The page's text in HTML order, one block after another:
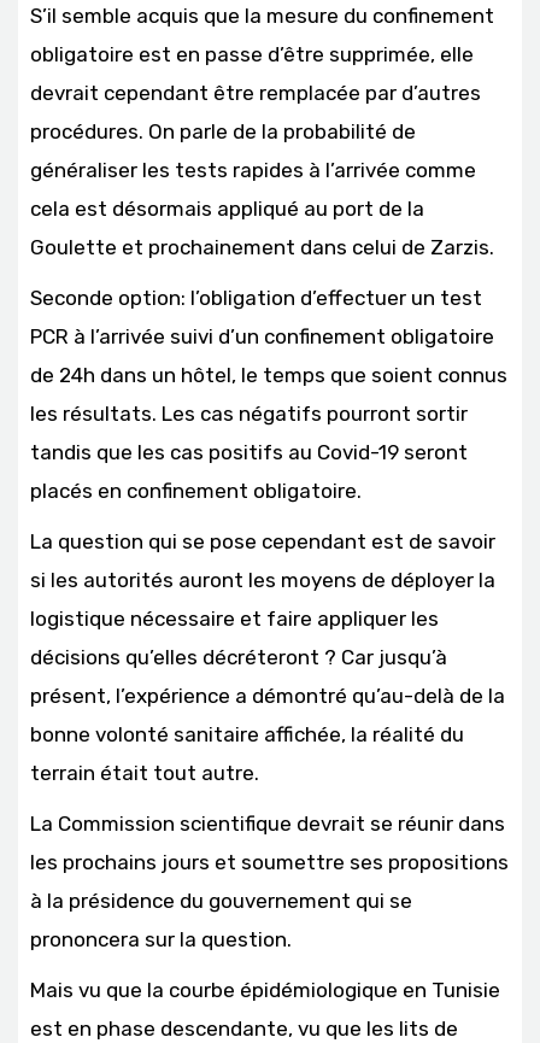
S’il semble acquis que la mesure du confinement
obligatoire est en passe d’être supprimée, elle
devrait cependant être remplacée par d’autres
procédures. On parle de la probabilité de
généraliser les tests rapides à l’arrivée comme
cela est désormais appliqué au port de la
Goulette et prochainement dans celui de Zarzis.
Seconde option: l’obligation d’effectuer un test
PCR à l’arrivée suivi d’un confinement obligatoire
de 24h dans un hôtel, le temps que soient connus
les résultats. Les cas négatifs pourront sortir
tandis que les cas positifs au Covid-19 seront
placés en confinement obligatoire.
La question qui se pose cependant est de savoir
si les autorités auront les moyens de déployer la
logistique nécessaire et faire appliquer les
décisions qu’elles décréteront ? Car jusqu’à
présent, l’expérience a démontré qu’au-delà de la
bonne volonté sanitaire affichée, la réalité du
terrain était tout autre.
La Commission scientifique devrait se réunir dans
les prochains jours et soumettre ses propositions
à la présidence du gouvernement qui se
prononcera sur la question.
Mais vu que la courbe épidémiologique en Tunisie
est en phase descendante, vu que les lits de